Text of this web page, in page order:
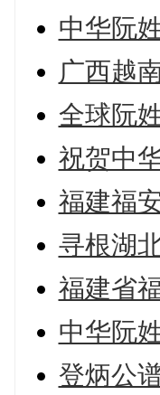
中华阮
广西越
全球阮
祝贺中
福建福
寻根湖
福建省
中华阮
登炳公